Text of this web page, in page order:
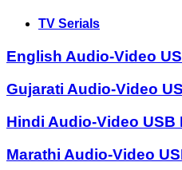
TV Serials
English Audio-Video
Gujarati Audio-Video
Hindi Audio-Video USB
Marathi Audio-Video